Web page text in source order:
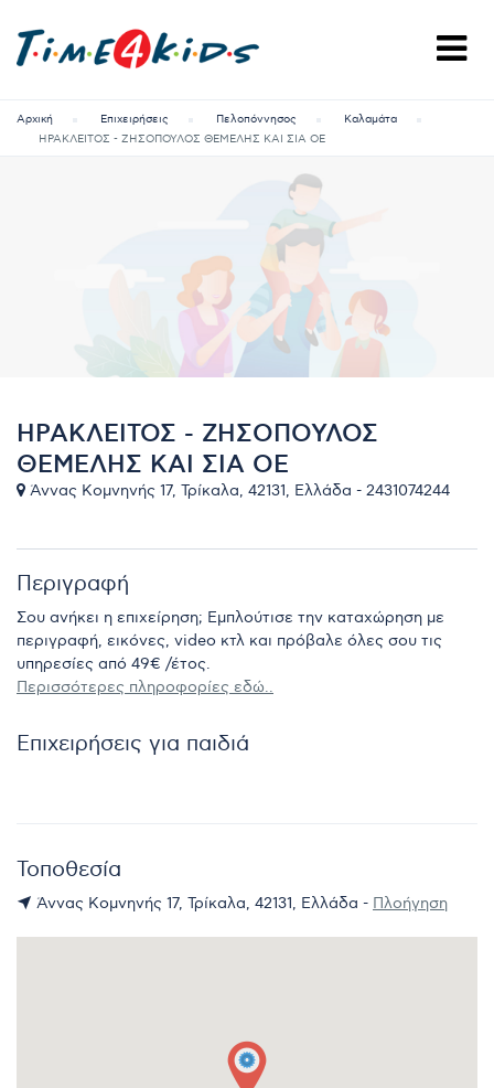
Αρχική Επιχειρήσεις Πελοπόννησος
Καλαμάτα
ΗΡΑΚΛΕΙΤΟΣ - ΖΗΣΟΠΟΥΛΟΣ ΘΕΜΕΛΗΣ ΚΑΙ ΣΙΑ ΟΕ
ΗΡΑΚΛΕΙΤΟΣ - ΖΗΣΟΠΟΥΛΟΣ
ΘΕΜΕΛΗΣ ΚΑΙ ΣΙΑ ΟΕ
Άννας Κομνηνής 17, Τρίκαλα, 42131, Ελλάδα - 2431074244
Περιγραφή
Σου ανήκει η επιχείρηση; Εμπλούτισε την καταχώρηση με
περιγραφή, εικόνες, video κτλ και πρόβαλε όλες σου τις
υπηρεσίες από 49€ /έτος.
Περισσότερες πληροφορίες εδώ..
Επιχειρήσεις για παιδιά
Τοποθεσία
Άννας Κομνηνής 17, Τρίκαλα, 42131, Ελλάδα - Πλοήγηση